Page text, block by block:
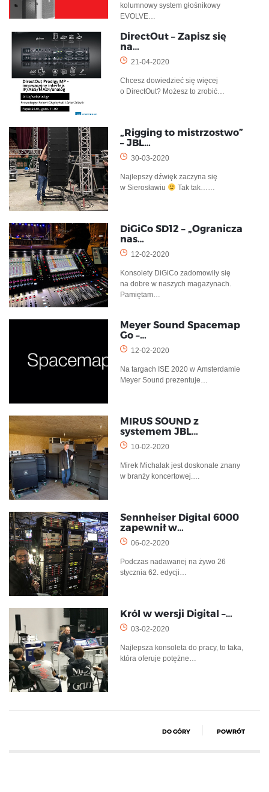
kolumnowy system głośnikowy
EVOLVE…
DirectOut – Zapisz się
na…
21-04-2020
Chcesz dowiedzieć się więcej
o DirectOut? Możesz to zrobić…
„Rigging to mistrzostwo”
– JBL…
30-03-2020
Najlepszy dźwięk zaczyna się
w Sierosławiu
Tak tak……
DiGiCo SD12 – „Ogranicza
nas…
12-02-2020
Konsolety DiGiCo zadomowiły się
na dobre w naszych magazynach.
Pamiętam…
Meyer Sound Spacemap
Go –…
12-02-2020
Na targach ISE 2020 w Amsterdamie
Meyer Sound prezentuje…
MIRUS SOUND z
systemem JBL…
10-02-2020
Mirek Michalak jest doskonale znany
w branży koncertowej.…
Sennheiser Digital 6000
zapewnił w…
06-02-2020
Podczas nadawanej na żywo 26
stycznia 62. edycji…
Król w wersji Digital –…
03-02-2020
Najlepsza konsoleta do pracy, to taka,
która oferuje potężne…
DO GÓRY POWRÓT